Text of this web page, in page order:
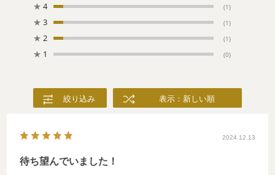
★ 4 (1)
★ 3 (1)
★ 2 (1)
★ 1 (0)
絞り込み 表示：新しい順
2024.12.13
待ち望んでいました！